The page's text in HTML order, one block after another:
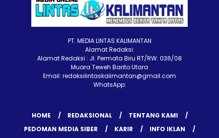
PT. MEDIA LINTAS KALIMANTAN
Alamat Redaksi:
Alamat Redaksi : Jl. Permata Biru RT/RW: 036/08
Muara Teweh Barito Utara
Email: redaksilintaskalimantan@gmail.com
WhatsApp:
HOME REDAKSIONAL
TENTANG KAMI
PEDOMAN MEDIA SIBER
KARIR INFO IKLAN